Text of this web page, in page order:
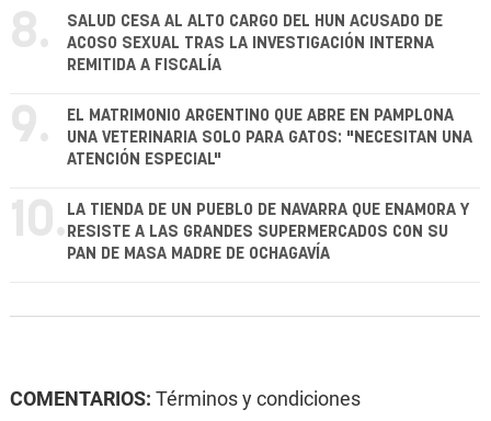
8.
SALUD CESA AL ALTO CARGO DEL HUN ACUSADO DE
ACOSO SEXUAL TRAS LA INVESTIGACIÓN INTERNA
REMITIDA A FISCALÍA
9.
EL MATRIMONIO ARGENTINO QUE ABRE EN PAMPLONA
UNA VETERINARIA SOLO PARA GATOS: "NECESITAN UNA
ATENCIÓN ESPECIAL"
10. LA TIENDA DE UN PUEBLO DE NAVARRA QUE ENAMORA Y
RESISTE A LAS GRANDES SUPERMERCADOS CON SU
PAN DE MASA MADRE DE OCHAGAVÍA
COMENTARIOS: Términos y condiciones